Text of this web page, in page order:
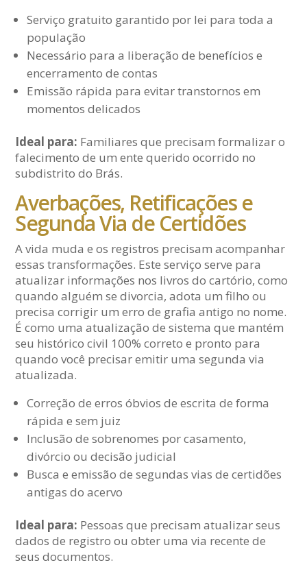
Serviço gratuito garantido por lei para toda a
população
Necessário para a liberação de benefícios e
encerramento de contas
Emissão rápida para evitar transtornos em
momentos delicados
Ideal para: Familiares que precisam formalizar o
falecimento de um ente querido ocorrido no
subdistrito do Brás.
Averbações, Retificações e
Segunda Via de Certidões
A vida muda e os registros precisam acompanhar
essas transformações. Este serviço serve para
atualizar informações nos livros do cartório, como
quando alguém se divorcia, adota um filho ou
precisa corrigir um erro de grafia antigo no nome.
É como uma atualização de sistema que mantém
seu histórico civil 100% correto e pronto para
quando você precisar emitir uma segunda via
atualizada.
Correção de erros óbvios de escrita de forma
rápida e sem juiz
Inclusão de sobrenomes por casamento,
divórcio ou decisão judicial
Busca e emissão de segundas vias de certidões
antigas do acervo
Ideal para: Pessoas que precisam atualizar seus
dados de registro ou obter uma via recente de
seus documentos.